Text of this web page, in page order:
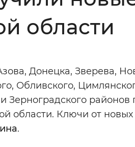
Воспроизвести
области
Донецка, Зверева,
Обливского,
Зерноградского
области. Ключи от
.